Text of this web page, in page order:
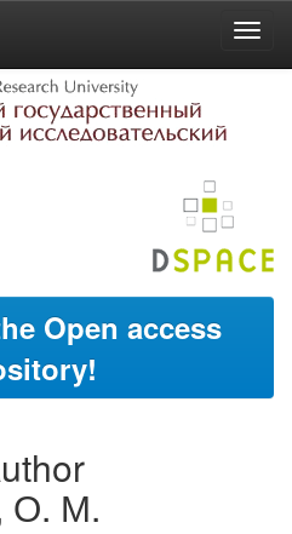
Open access
О. М.